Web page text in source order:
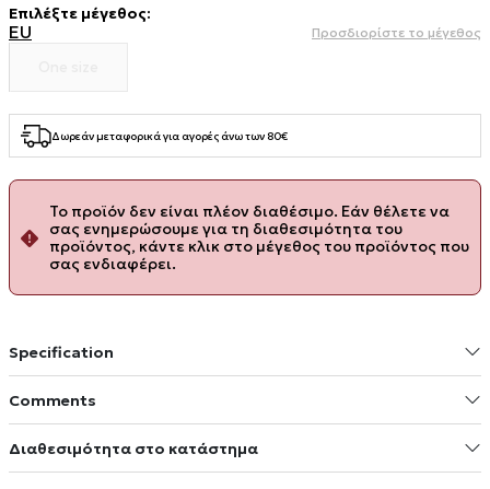
Επιλέξτε μέγεθος:
EU Προσδιορίστε το μέγεθος
Δωρεάν μεταφορικά για αγορές άνω των 80€
Το προϊόν δεν είναι πλέον διαθέσιμο. Εάν θέλετε να
σας ενημερώσουμε για τη διαθεσιμότητα του
προϊόντος, κάντε κλικ στο μέγεθος του προϊόντος που
σας ενδιαφέρει.
Specification
Comments
Διαθεσιμότητα στο κατάστημα